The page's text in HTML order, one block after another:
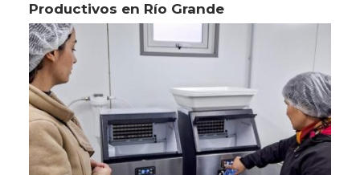
Productivos en Río Grande